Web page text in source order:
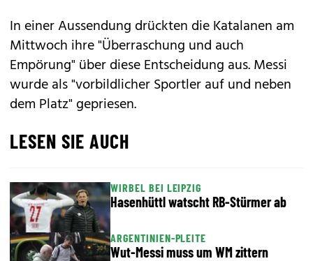
In einer Aussendung drückten die Katalanen am
Mittwoch ihre "Überraschung und auch
Empörung" über diese Entscheidung aus. Messi
wurde als "vorbildlicher Sportler auf und neben
dem Platz" gepriesen.
LESEN SIE AUCH
WIRBEL BEI LEIPZIG
Hasenhüttl watscht RB-Stürmer ab
ARGENTINIEN-PLEITE
Wut-Messi muss um WM zittern